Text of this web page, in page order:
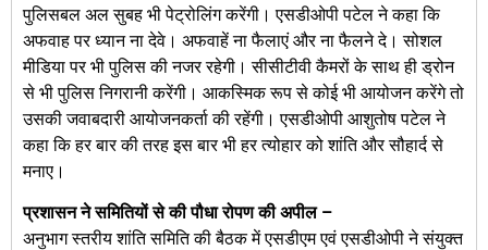
पुलिसबल अल सुबह भी पेट्रोलिंग करेंगी। एसडीओपी पटेल ने कहा कि
अफवाह पर ध्यान ना देवे। अफवाहें ना फैलाएं और ना फैलने दे। सोशल
मीडिया पर भी पुलिस की नजर रहेगी। सीसीटीवी कैमरों के साथ ही ड्रोन
से भी पुलिस निगरानी करेंगी। आकस्मिक रूप से कोई भी आयोजन करेंगे तो
उसकी जवाबदारी आयोजनकर्ता की रहेंगी। एसडीओपी आशुतोष पटेल ने
कहा कि हर बार की तरह इस बार भी हर त्योहार को शांति और सौहार्द से
मनाए।
प्रशासन ने समितियों से की पौधा रोपण की अपील –
अनुभाग स्तरीय शांति समिति की बैठक में एसडीएम एवं एसडीओपी ने संयुक्त